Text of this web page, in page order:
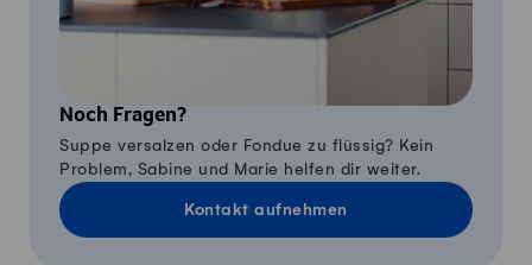
Noch Fragen?
Suppe versalzen oder Fondue zu flüssig? Kein
Problem, Sabine und Marie helfen dir weiter.
Kontakt aufnehmen